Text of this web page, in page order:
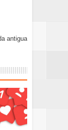
antigua